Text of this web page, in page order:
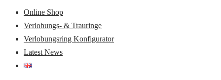
Online Shop
Verlobungs- & Trauringe
Verlobungsring Konfigurator
Latest News